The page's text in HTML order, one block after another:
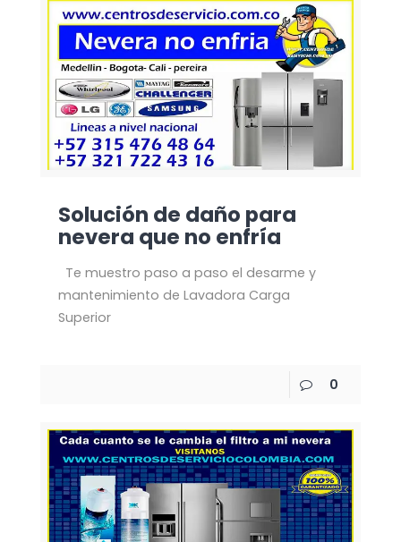
Solución de daño para
nevera que no enfría
Te muestro paso a paso el desarme y
mantenimiento de Lavadora Carga
Superior
0